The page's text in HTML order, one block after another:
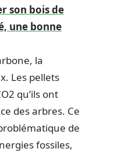
son bois de
une bonne
la
Les pellets
qu’ils ont
des arbres. Ce
de
fossiles,